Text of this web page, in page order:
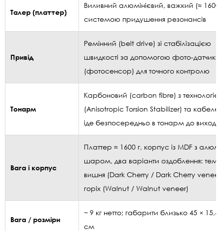
Талер (платтер)
Виливний алюмінієвий, важкий (≈ 1600
системою придушення резонансів
Привід
Ремінний (belt drive) зі стабілізацією
швидкості за допомогою фото-датчика
(фотосенсор) для точного контролю
Тонарм
Карбоновий (carbon fibre) з
(Anisotropic Torsion Stabilizer) та
іде безпосередньо в тонарм до виходу
Вага і корпус
Платтер ≈ 1600 г, корпус із MDF з
шаром, два варіанти оздоблення:
вишня (Dark Cherry / Dark Cherry
горіх (Walnut / Walnut veneer)
Вага / розміри
~ 9 кг нетто; габарити близько 45 ×
см